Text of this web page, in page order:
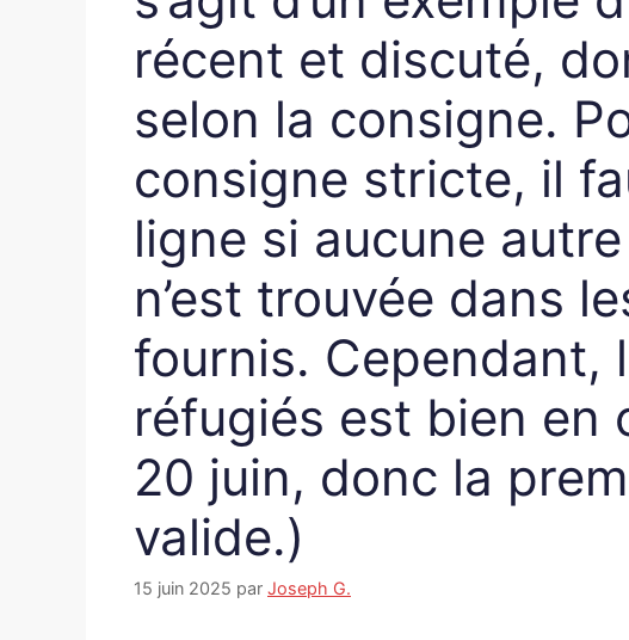
récent et discuté,
selon la consigne.
consigne stricte, il
ligne si aucune
n’est trouvée dans
fournis. Cependant,
réfugiés est bien en
20 juin, donc la
valide.)
15 juin 2025 par Joseph G.